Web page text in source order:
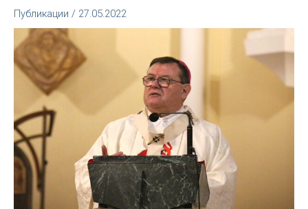
Публикации / 27.05.2022